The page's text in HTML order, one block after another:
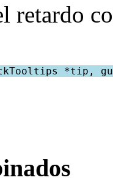
retardo
*tip,